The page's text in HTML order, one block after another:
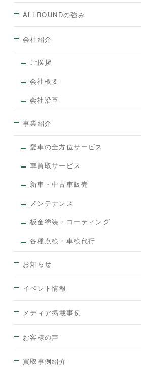
ALLROUNDの強み
会社紹介
ご挨拶
会社概要
会社沿革
事業紹介
愛車の全方位サービス
車買取サービス
新車・中古車販売
メンテナンス
板金塗装・コーティング
各種点検・車検代行
お知らせ
イベント情報
メディア掲載事例
お客様の声
買取事例紹介